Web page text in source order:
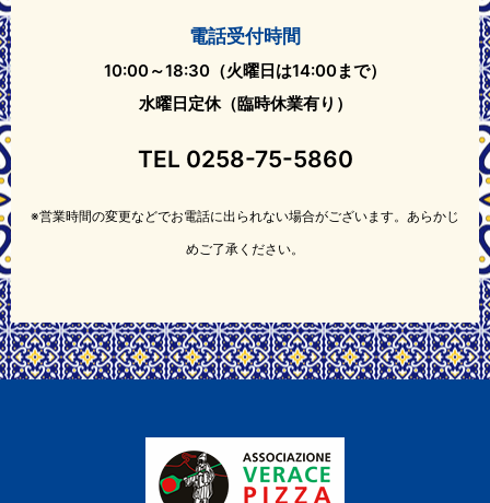
電話受付時間
10:00～18:30（火曜日は14:00まで）
水曜日定休（臨時休業有り）
TEL 0258-75-5860
※営業時間の変更などでお電話に出られない場合がございます。あらかじ
めご了承ください。